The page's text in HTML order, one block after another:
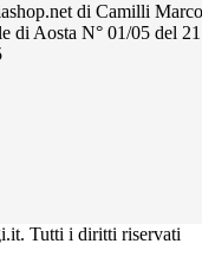
di Camilli Marco
di Aosta N° 01/05 del
Tutti i diritti riservati